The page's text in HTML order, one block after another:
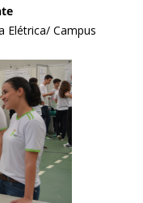
Elétrica/ Campus